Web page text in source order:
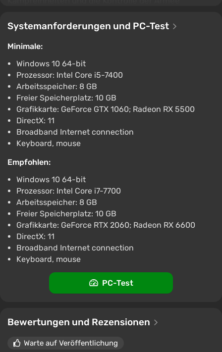
spielen. Vor jedem Gefecht kann man sein eigenes
taktische Kombinationen für Angriff, Verteidigung
und Territoriumseroberung erstellen. Das Spiel legt
Wert auf Geschwindigkeit, strategisches Denken
und spannende Zusammenstöße und vereint eine
futuristische Atmosphäre mit großangelegten
Kämpfen um die Zukunft der menschlichen
Zivilisation.
Systemanforderungen und PC-Test
Minimale:
Windows 10 64-bit
Prozessor: Intel Core i5-7400
Arbeitsspeicher: 8 GB
Freier Speicherplatz: 10 GB
Grafikkarte: GeForce GTX 1060; Radeon RX 5500
DirectX: 11
Broadband Internet connection
Keyboard, mouse
Empfohlen:
Windows 10 64-bit
Prozessor: Intel Core i7-7700
Arbeitsspeicher: 8 GB
Freier Speicherplatz: 10 GB
Grafikkarte: GeForce RTX 2060; Radeon RX 6600
DirectX: 11
Broadband Internet connection
Keyboard, mouse
PC-Test
Bewertungen und Rezensionen
Warte auf Veröffentlichung